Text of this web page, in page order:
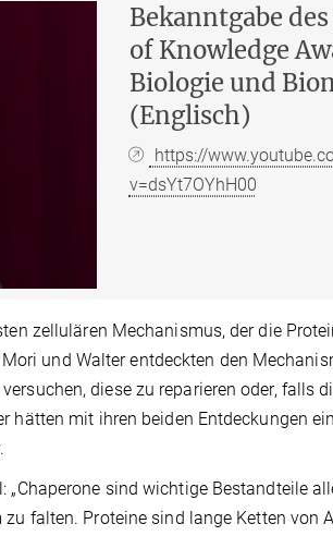
Bekanntgabe
of Knowledge
Biologie und
(Englisch)
https://
v=dsYt7OYhH00
zellulären Mechanismus, der die
und Walter entdeckten den
diese zu reparieren oder, falls
hätten mit ihren beiden Entdeckungen
sind wichtige Bestandteile
falten. Proteine sind lange Ketten von